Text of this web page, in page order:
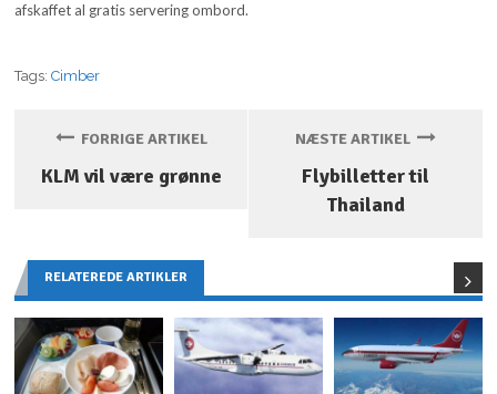
afskaffet al gratis servering ombord.
Tags:Cimber
FORRIGE ARTIKEL
KLM vil være grønne
NÆSTE ARTIKEL
Flybilletter til
Thailand
RELATEREDE ARTIKLER